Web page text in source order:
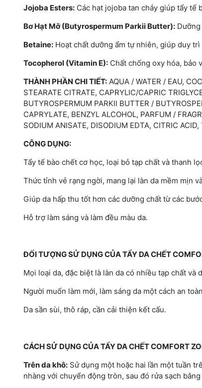
Jojoba Esters: Các hạt jojoba tan chảy giúp tẩy tế
Bơ Hạt Mỡ (Butyrospermum Parkii Butter):
Betaine: Hoạt chất dưỡng ẩm tự nhiên, giúp duy trì
Tocopherol (Vitamin E): Chất chống oxy hóa, bảo
THÀNH PHẦN CHI TIẾT: AQUA / WATER / EAU,
STEARATE CITRATE, CAPRYLIC/CAPRIC
BUTYROSPERMUM PARKII BUTTER /
CAPRYLATE, BENZYL ALCOHOL, PARFUM /
SODIUM ANISATE, DISODIUM EDTA, CITRIC
CÔNG DỤNG:
Tẩy tế bào chết cơ học, loại bỏ tạp chất và thanh
Thức tỉnh vẻ rạng ngời, mang lại làn da mềm mịn
Giúp da hấp thu tốt hơn các dưỡng chất từ các
Hỗ trợ làm sáng và làm đều màu da.
ĐỐI TƯỢNG SỬ DỤNG CỦA TẨY DA CHẾT
Mọi loại da, đặc biệt là làn da có nhiều tạp chất và
Người muốn làm mới, làm sáng da một cách an
Da sần sùi, thô ráp, cần cải thiện kết cấu.
CÁCH SỬ DỤNG CỦA TẨY DA CHẾT COMFORT
Trên da khô: Sử dụng một hoặc hai lần một tuần
nhàng với chuyển động tròn, sau đó rửa sạch bằng